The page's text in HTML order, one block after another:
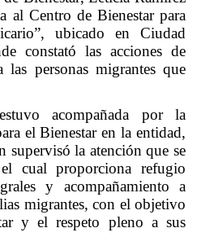
al Centro de Bienestar para
ubicado en Ciudad
constató las acciones de
personas migrantes que
acompañada por la
el Bienestar en la entidad,
supervisó la atención que se
cual proporciona refugio
y acompañamiento a
migrantes, con el objetivo
y el respeto pleno a sus